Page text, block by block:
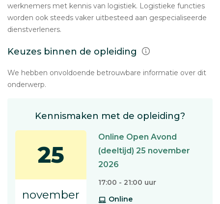
werknemers met kennis van logistiek. Logistieke functies
worden ook steeds vaker uitbesteed aan gespecialiseerde
dienstverleners.
Keuzes binnen de opleiding
We hebben onvoldoende betrouwbare informatie over dit
onderwerp.
Kennismaken met de opleiding?
25
november
Online Open Avond
(deeltijd) 25 november
2026
17:00 - 21:00 uur
Online